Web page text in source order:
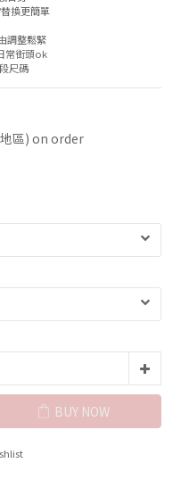
換更簡單
調整鬆緊
常街頭ok
尺碼
區) on order
BUY NOW